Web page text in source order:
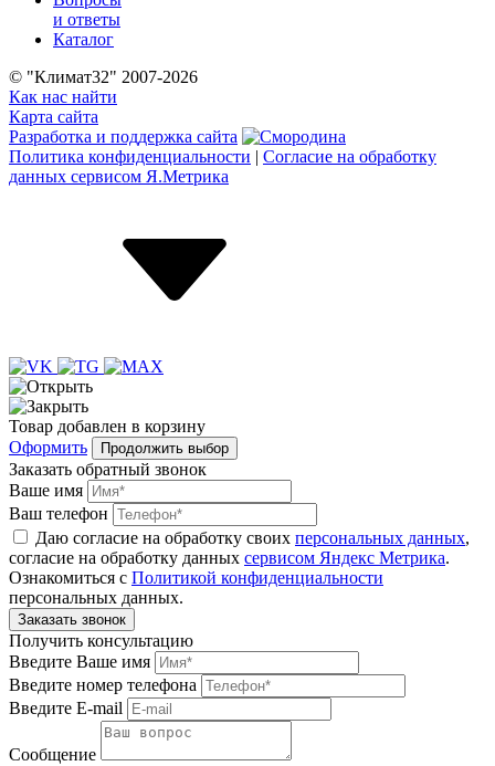
и ответы
Каталог
© "Климат32" 2007-2026
Как нас найти
Карта сайта
Разработка и поддержка сайта
Политика конфиденциальности | Согласие на обработку
данных сервисом Я.Метрика
Товар добавлен в корзину
Оформить
Продолжить выбор
Заказать обратный звонок
Ваше имя
Ваш телефон
Даю согласие на обработку своих персональных данных,
согласие на обработку данных сервисом Яндекс Метрика.
Ознакомиться с Политикой конфиденциальности
персональных данных.
Получить консультацию
Введите Ваше имя
Введите номер телефона
Введите E-mail
Сообщение